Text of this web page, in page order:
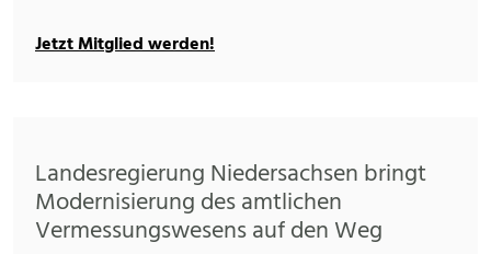
Jetzt Mitglied werden!
Landesregierung Niedersachsen bringt
Modernisierung des amtlichen
Vermessungswesens auf den Weg